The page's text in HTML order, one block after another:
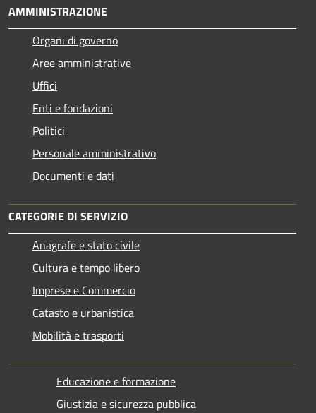
AMMINISTRAZIONE
Organi di governo
Aree amministrative
Uffici
Enti e fondazioni
Politici
Personale amministrativo
Documenti e dati
CATEGORIE DI SERVIZIO
Anagrafe e stato civile
Cultura e tempo libero
Imprese e Commercio
Catasto e urbanistica
Mobilità e trasporti
Educazione e formazione
Giustizia e sicurezza pubblica